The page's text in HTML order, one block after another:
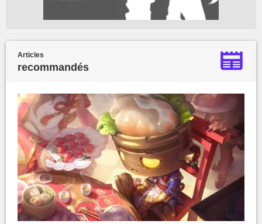
Articles
recommandés